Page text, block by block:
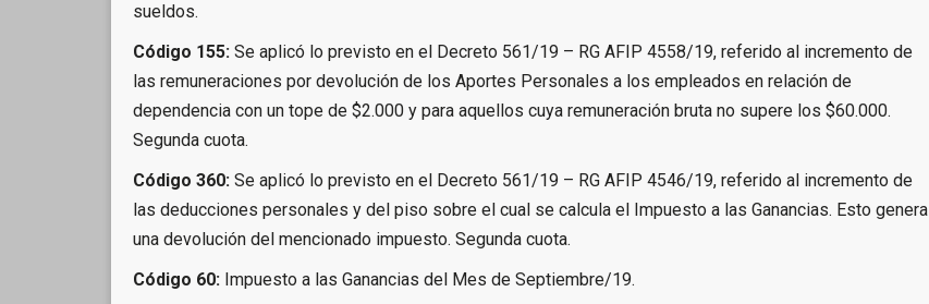
sueldos.
Código 155: Se aplicó lo previsto en el Decreto 561/19 – RG AFIP 4558/19, referido al incremento de
las remuneraciones por devolución de los Aportes Personales a los empleados en relación de
dependencia con un tope de $2.000 y para aquellos cuya remuneración bruta no supere los $60.000.
Segunda cuota.
Código 360: Se aplicó lo previsto en el Decreto 561/19 – RG AFIP 4546/19, referido al incremento de
las deducciones personales y del piso sobre el cual se calcula el Impuesto a las Ganancias. Esto genera
una devolución del mencionado impuesto. Segunda cuota.
Código 60: Impuesto a las Ganancias del Mes de Septiembre/19.